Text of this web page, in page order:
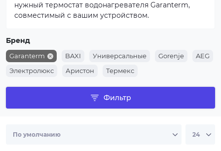
нужный термостат водонагревателя Garanterm,
совместимый с вашим устройством.
Бренд
Garanterm BAXI Универсальные Gorenje
AEG
Электролюкс
Аристон Термекс
Фильтр